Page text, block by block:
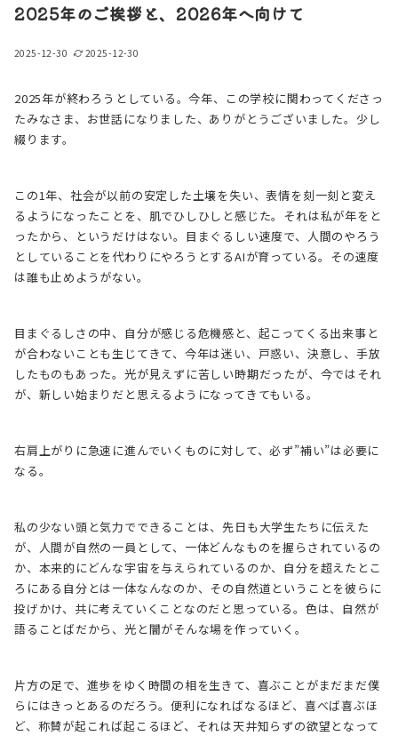
2025年のご挨拶と、2026年へ向けて
2025-12-30 2025-12-30
2025年が終わろうとしている。今年、この学校に関わってくださっ
たみなさま、お世話になりました、ありがとうございました。少し
綴ります。
この1年、社会が以前の安定した土壌を失い、表情を刻一刻と変え
るようになったことを、肌でひしひしと感じた。それは私が年をと
ったから、というだけはない。目まぐるしい速度で、人間のやろう
としていることを代わりにやろうとするAIが育っている。その速度
は誰も止めようがない。
目まぐるしさの中、自分が感じる危機感と、起こってくる出来事と
が合わないことも生じてきて、今年は迷い、戸惑い、決意し、手放
したものもあった。光が見えずに苦しい時期だったが、今ではそれ
が、新しい始まりだと思えるようになってきてもいる。
右肩上がりに急速に進んでいくものに対して、必ず”補い”は必要に
なる。
私の少ない頭と気力でできることは、先日も大学生たちに伝えた
が、人間が自然の一員として、一体どんなものを握らされているの
か、本来的にどんな宇宙を与えられているのか、自分を超えたとこ
ろにある自分とは一体なんなのか、その自然道ということを彼らに
投げかけ、共に考えていくことなのだと思っている。色は、自然が
語ることばだから、光と闇がそんな場を作っていく。
片方の足で、進歩をゆく時間の相を生きて、喜ぶことがまだまだ僕
らにはきっとあるのだろう。便利になればなるほど、喜べば喜ぶほ
ど、称賛が起これば起こるほど、それは天井知らずの欲望となって